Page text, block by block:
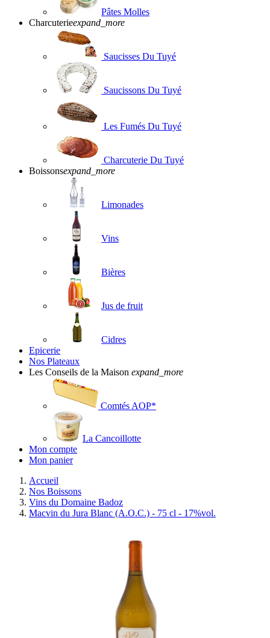
Pâtes Molles
Charcuterieexpand_more
Saucisses Du Tuyé
Saucissons Du Tuyé
Les Fumés Du Tuyé
Charcuterie Du Tuyé
Boissonsexpand_more
Limonades
Vins
Bières
Jus de fruit
Cidres
Epicerie
Nos Plateaux
Les Conseils de la Maison expand_more
Comtés AOP*
La Cancoillotte
Mon compte
Mon panier
Accueil
Nos Boissons
Vins du Domaine Badoz
Macvin du Jura Blanc (A.O.C.) - 75 cl - 17%vol.